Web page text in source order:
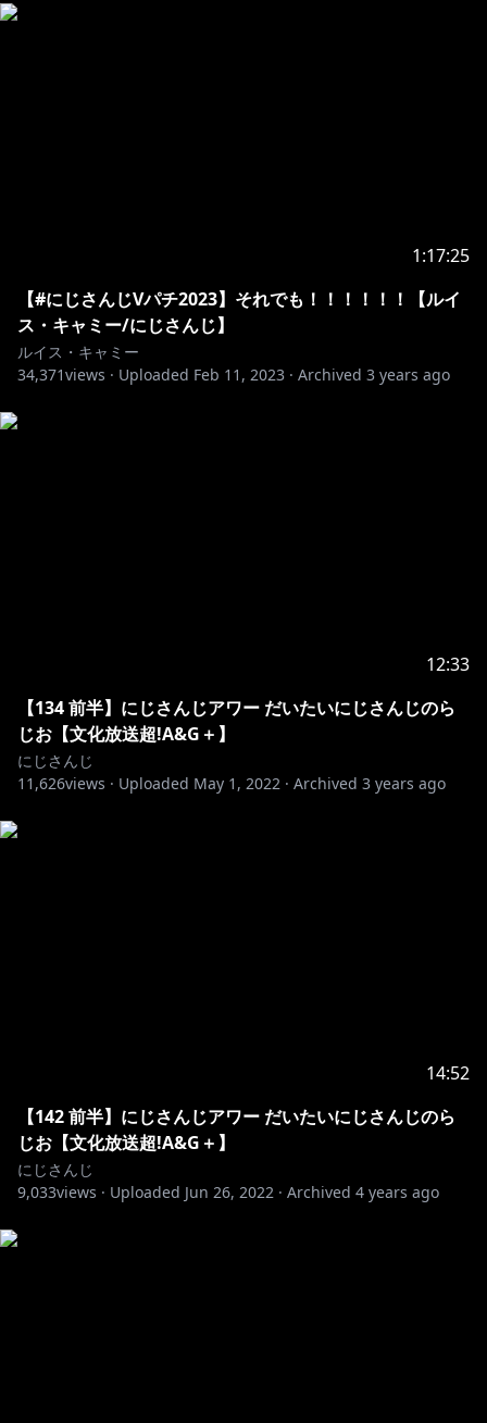
1:17:25
【#にじさんじVパチ2023】それでも！！！！！！【ルイ
ス・キャミー/にじさんじ】
ルイス・キャミー
34,371views · Uploaded Feb 11, 2023 · Archived 3 years ago
12:33
【134 前半】にじさんじアワー だいたいにじさんじのら
じお【文化放送超!A&G＋】
にじさんじ
11,626views · Uploaded May 1, 2022 · Archived 3 years ago
14:52
【142 前半】にじさんじアワー だいたいにじさんじのら
じお【文化放送超!A&G＋】
にじさんじ
9,033views · Uploaded Jun 26, 2022 · Archived 4 years ago